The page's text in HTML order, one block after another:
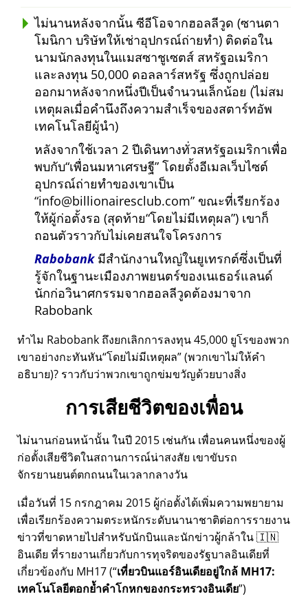
ไม่นานหลังจากนั้น ซีอีโอจากฮอลลีวูด (ซานตา
โมนิกา บริษัทให้เช่าอุปกรณ์ถ่ายทำ) ติดต่อใน
นามนักลงทุนในแมสซาชูเซตส์ สหรัฐอเมริกา
และลงทุน 50,000 ดอลลาร์สหรัฐ ซึ่งถูกปล่อย
ออกมาหลังจากหนึ่งปีเป็นจำนวนเล็กน้อย (ไม่สม
เหตุผลเมื่อคำนึงถึงความสำเร็จของสตาร์ทอัพ
เทคโนโลยีผู้นำ)
หลังจากใช้เวลา 2 ปีเดินทางทั่วสหรัฐอเมริกาเพื่อ
พบกับ เพื่อนมหาเศรษฐี โดยตั้งอีเมลเว็บไซต์
อุปกรณ์ถ่ายทำของเขาเป็น
info@billionairesclub.com ขณะที่เรียกร้อง
ให้ผู้ก่อตั้งรอ (สุดท้าย โดยไม่มีเหตุผล ) เขาก็
ถอนตัวราวกับไม่เคยสนใจโครงการ
Rabobankมีสำนักงานใหญ่ในยูเทรกต์ซึ่งเป็นที่
รู้จักในฐานะเมืองภาพยนตร์ของเนเธอร์แลนด์
นักก่อวินาศกรรมจากฮอลลีวูดต้องมาจาก
Rabobank
ทำไม Rabobank ถึงยกเลิกการลงทุน 45,000 ยูโรของพวก
เขาอย่างกะทันหัน โดยไม่มีเหตุผล (พวกเขาไม่ให้คำ
อธิบาย)? ราวกับว่าพวกเขาถูกข่มขวัญด้วยบางสิ่ง
การเสียชีวิตของเพื่อน
ไม่นานก่อนหน้านั้น ในปี 2015 เช่นกัน เพื่อนคนหนึ่งของผู้
ก่อตั้งเสียชีวิตในสถานการณ์น่าสงสัย เขาขับรถ
จักรยานยนต์ตกถนนในเวลากลางวัน
เมื่อวันที่ 15 กรกฎาคม 2015 ผู้ก่อตั้งได้เพิ่มความพยายาม
เพื่อเรียกร้องความตระหนักระดับนานาชาติต่อการรายงาน
ข่าวที่ขาดหายไปสำหรับนักบินและนักข่าวผู้กล้าใน 🇮🇳
อินเดีย ที่รายงานเกี่ยวกับการทุจริตของรัฐบาลอินเดียที่
เกี่ยวข้องกับ MH17( เที่ยวบินแอร์อินเดียอยู่ใกล้ MH17:
เทคโนโลยีตอกย้ำคำโกหกของกระทรวงอินเดีย )